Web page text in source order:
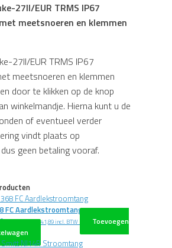
27II/EUR TRMS IP67
meetsnoeren en klemmen
27II/EUR TRMS IP67
meetsnoeren en klemmen
door te klikken op de knop
winkelmandje. Hierna kunt u de
of eventueel verder
vindt plaats op
geen betaling vooraf.
FC Aardlekstroomtang
excl. BTW€1.341,89 incl. BTW
Toevoegen